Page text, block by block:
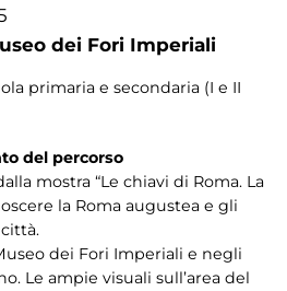
dei Fori Imperiali
primaria e secondaria (I e II
del percorso
mostra “Le chiavi di Roma. La
la Roma augustea e gli
dei Fori Imperiali e negli
Le ampie visuali sull’area del